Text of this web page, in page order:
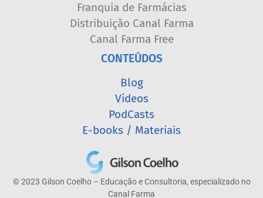
Franquia de Farmácias
Distribuição Canal Farma
Canal Farma Free
CONTEÚDOS
Blog
Vídeos
PodCasts
E-books / Materiais
© 2023 Gilson Coelho – Educação e Consultoria, especializado no
Canal Farma